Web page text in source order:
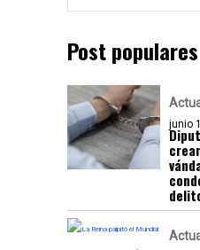
Post populares
junio